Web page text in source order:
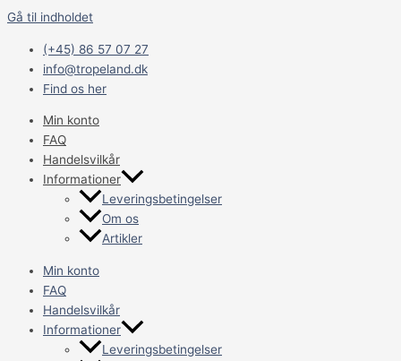
Gå til indholdet
(+45) 86 57 07 27
info@tropeland.dk
Find os her
Min konto
FAQ
Handelsvilkår
Informationer
Leveringsbetingelser
Om os
Artikler
Min konto
FAQ
Handelsvilkår
Informationer
Leveringsbetingelser